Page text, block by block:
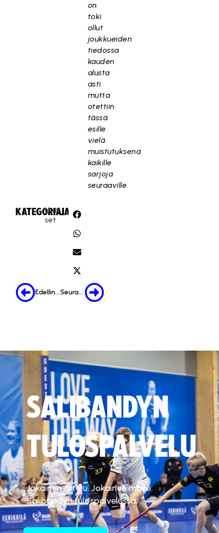
on
toki
ollut
joukkueiden
tiedossa
kauden
alusta
asti
mutta
otettiin
tässä
esille
vielä
muistutuksena
kaikille
sarjoja
seuraaville.
KATEGORIA:
Uuti
set
JAA:
Edellinen Seuraava
SALIBANDYN
TULOSPALVELU
Jokainen ottelu. Jokainen maali.
Salibandyn tulospalvelussa.